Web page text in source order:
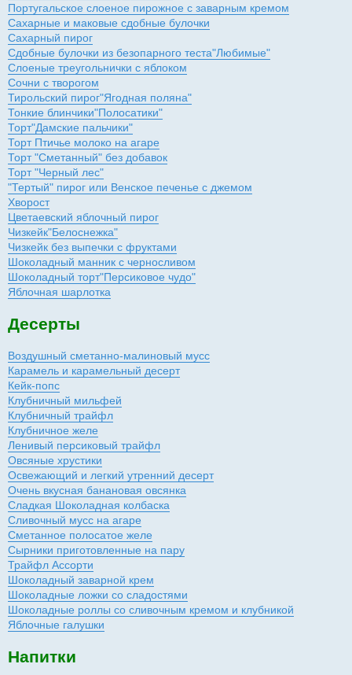
Португальское слоеное пирожное с заварным кремом
Сахарные и маковые сдобные булочки
Сахарный пирог
Сдобные булочки из безопарного теста"Любимые"
Слоеные треугольнички с яблоком
Сочни с творогом
Тирольский пирог"Ягодная поляна"
Тонкие блинчики"Полосатики"
Торт"Дамские пальчики"
Торт Птичье молоко на агаре
Торт "Сметанный" без добавок
Торт "Черный лес"
"Тертый" пирог или Венское печенье с джемом
Хворост
Цветаевский яблочный пирог
Чизкейк"Белоснежка"
Чизкейк без выпечки с фруктами
Шоколадный манник с черносливом
Шоколадный торт"Персиковое чудо"
Яблочная шарлотка
Десерты
Воздушный сметанно-малиновый мусс
Карамель и карамельный десерт
Кейк-попс
Клубничный мильфей
Клубничный трайфл
Клубничное желе
Ленивый персиковый трайфл
Овсяные хрустики
Освежающий и легкий утренний десерт
Очень вкусная банановая овсянка
Сладкая Шоколадная колбаска
Сливочный мусс на агаре
Сметанное полосатое желе
Сырники приготовленные на пару
Трайфл Ассорти
Шоколадный заварной крем
Шоколадные ложки со сладостями
Шоколадные роллы со сливочным кремом и клубникой
Яблочные галушки
Напитки